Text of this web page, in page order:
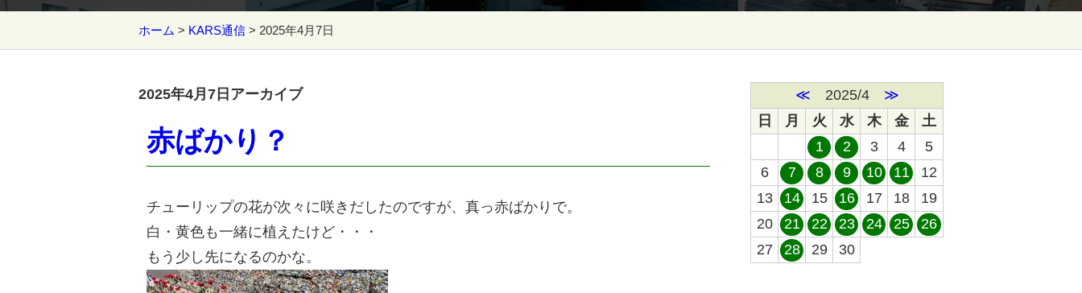
ホーム > KARS通信 > 2025年4月7日
2025年4月7日アーカイブ
赤ばかり？
チューリップの花が次々に咲きだしたのですが、真っ赤ばかりで。
白・黄色も一緒に植えたけど・・・
もう少し先になるのかな。
≪ 2025/4 ≫
日
月 火 水 木 金
土
1
2 3 4
5
6
7 8 9 10 11
12
13
14 15 16 17 18
19
20
21 22 23 24 25
26
27
28 29 30